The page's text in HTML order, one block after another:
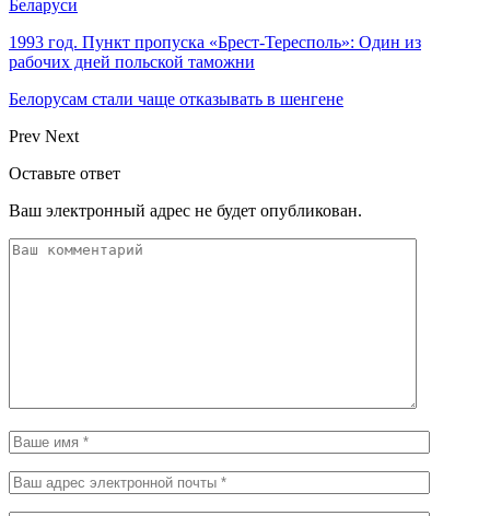
Беларуси
1993 год. Пункт пропуска «Брест-Тересполь»: Один из
рабочих дней польской таможни
Белорусам стали чаще отказывать в шенгене
Prev Next
Оставьте ответ
Ваш электронный адрес не будет опубликован.